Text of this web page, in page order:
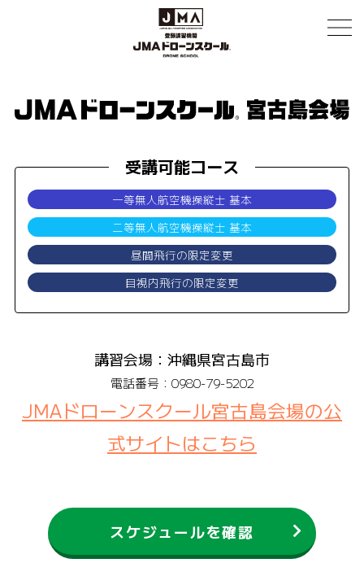
受講可能コース
一等無人航空機操縦士 基本
二等無人航空機操縦士 基本
昼間飛行の限定変更
目視内飛行の限定変更
講習会場：沖縄県宮古島市
電話番号：0980-79-5202
JMAドローンスクール宮古島会場の公
式サイトはこちら
スケジュールを確認